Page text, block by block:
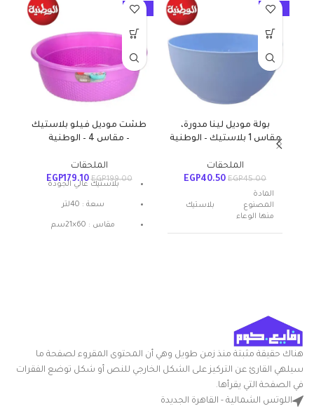
-10%
بولة موديل لينا مدورة،
مقاس 1 بلاستيك – الوطنية
الملحقات
EGP45.00
EGP40.50
المادة
المصنوع
منها الوعاء
بلاستيك
اللون
شكل
السلعة
مستدير
-10%
طشت موديل فيلو بلاستيك
– مقاس 4 – الوطنية
الملحقات
EGP199.00
EGP179.10
بلاستيك عالي الجودة
سعة : 40لتر
مقاس : 60×21سم
هناك حقيقة مثبتة منذ زمن طويل وهي أن المحتوى المقروء لصفحة ما
سيلهي القارئ عن التركيز على الشكل الخارجي للنص أو شكل توضع الفقرات
في الصفحة التي يقرأها.
اللوتس الشمالية - القاهرة الجديدة